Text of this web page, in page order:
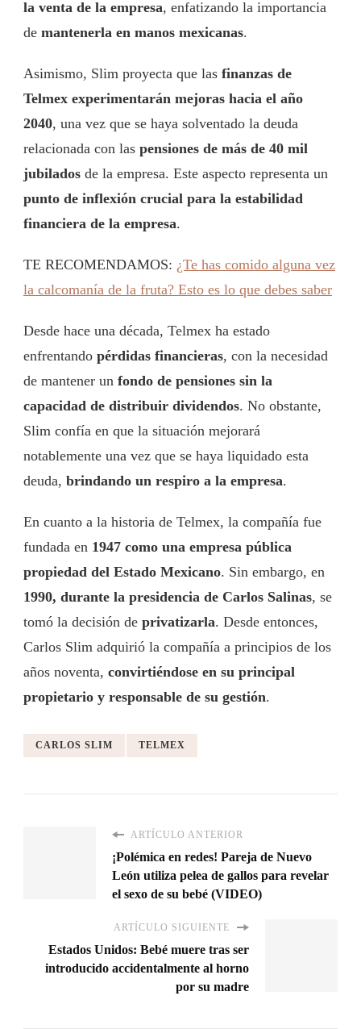
la venta de la empresa, enfatizando la importancia
de mantenerla en manos mexicanas.
Asimismo, Slim proyecta que las finanzas de
Telmex experimentarán mejoras hacia el año
2040, una vez que se haya solventado la deuda
relacionada con las pensiones de más de 40 mil
jubilados de la empresa. Este aspecto representa un
punto de inflexión crucial para la estabilidad
financiera de la empresa.
TE RECOMENDAMOS: ¿Te has comido alguna vez
la calcomanía de la fruta? Esto es lo que debes saber
Desde hace una década, Telmex ha estado
enfrentando pérdidas financieras, con la necesidad
de mantener un fondo de pensiones sin la
capacidad de distribuir dividendos. No obstante,
Slim confía en que la situación mejorará
notablemente una vez que se haya liquidado esta
deuda, brindando un respiro a la empresa.
En cuanto a la historia de Telmex, la compañía fue
fundada en 1947 como una empresa pública
propiedad del Estado Mexicano. Sin embargo, en
1990, durante la presidencia de Carlos Salinas, se
tomó la decisión de privatizarla. Desde entonces,
Carlos Slim adquirió la compañía a principios de los
años noventa, convirtiéndose en su principal
propietario y responsable de su gestión.
CARLOS SLIM TELMEX
ARTÍCULO ANTERIOR
¡Polémica en redes! Pareja de Nuevo
León utiliza pelea de gallos para revelar
el sexo de su bebé (VIDEO)
ARTÍCULO SIGUIENTE
Estados Unidos: Bebé muere tras ser
introducido accidentalmente al horno
por su madre